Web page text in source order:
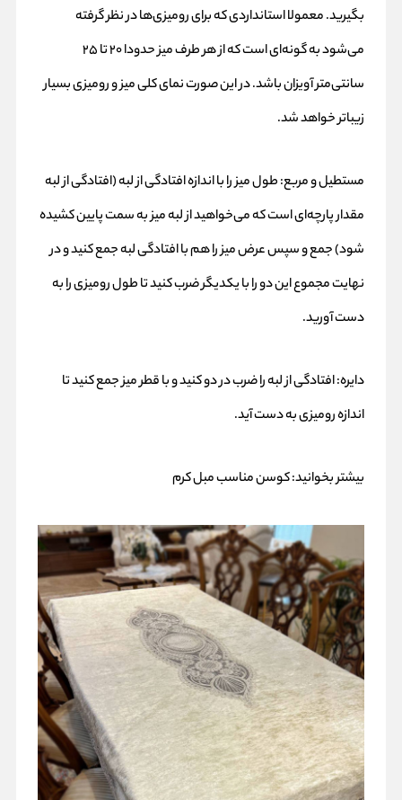
بگیرید. معمولا استانداردی که برای رومیزی‌ها در نظر گرفته
می‌شود به گونه‌ای است که از هر طرف میز حدودا ۲۰ تا ۲۵
سانتی‌متر آویزان باشد. در این صورت نمای کلی میز و رومیزی بسیار
زیباتر خواهد ‌شد.
مستطیل و مربع: طول میز را با اندازه افتادگی از لبه (افتادگی از لبه
مقدار پارچه‌ای است که می‌خواهید از لبه میز به سمت پایین کشیده
شود) جمع و سپس عرض میز را هم با افتادگی لبه جمع کنید و در
نهایت مجموع این دو را با یکدیگر ضرب کنید تا طول رومیزی را به
دست آورید.
دایره: افتادگی از لبه را ضرب در دو کنید و با قطر میز جمع کنید تا
اندازه رومیزی به دست آید.
بیشتر بخوانید:کوسن مناسب مبل کرم